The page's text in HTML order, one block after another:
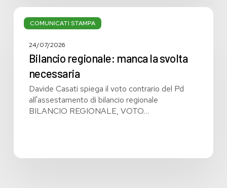
COMUNICATI STAMPA
Bilancio
regionale:
svolta
24/07/2026
Bilancio regionale: manca la svolta
necessaria
Davide Casati spiega il voto contrario del Pd
all'assestamento di bilancio regionale
BILANCIO REGIONALE, VOTO…